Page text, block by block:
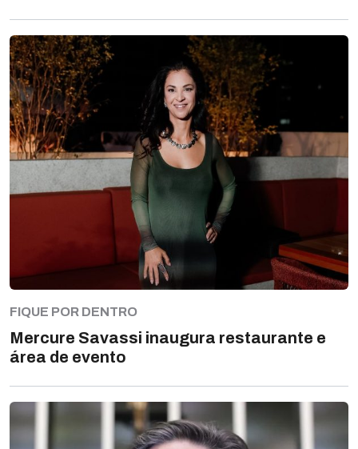
FIQUE POR DENTRO
Mercure Savassi inaugura restaurante e
área de evento